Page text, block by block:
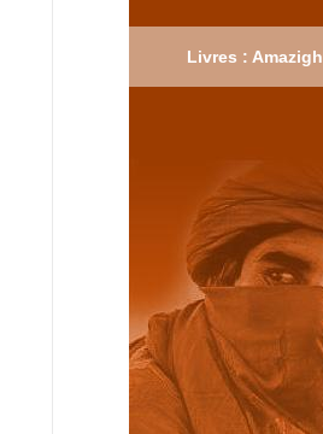
Livres : Amazigh